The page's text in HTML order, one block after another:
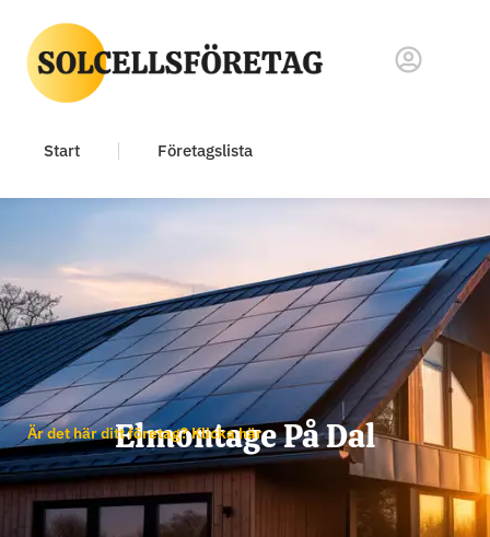
Start Företagslista
Elmontage På Dal
Är det här ditt företag? Klicka här